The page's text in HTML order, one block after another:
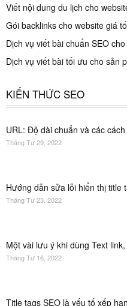
Viết nội dung du lịch cho
Gói backlinks cho website giá
Dịch vụ viết bài chuẩn SEO
Dịch vụ viết bài tối ưu cho sản
KIẾN THỨC SEO
URL: Độ dài chuẩn và các
Tháng Tư 29, 2022
Hướng dẫn sửa lỗi hiển thị title
Tháng Tư 23, 2022
Một vài lưu ý khi dùng Text
Tháng Tư 16, 2022
Title tags SEO là yếu tố xếp